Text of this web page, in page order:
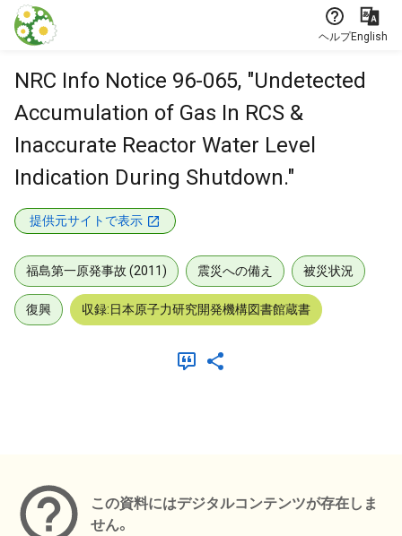
本文に飛ぶ
ヘルプEnglish
NRC Info Notice 96-065, "Undetected
Accumulation of Gas In RCS &
Inaccurate Reactor Water Level
Indication During Shutdown."
提供元サイトで表示
福島第一原発事故 (2011) 震災への備え 被災状況
復興 収録:日本原子力研究開発機構図書館蔵書
この資料にはデジタルコンテンツが存在しま
せん。